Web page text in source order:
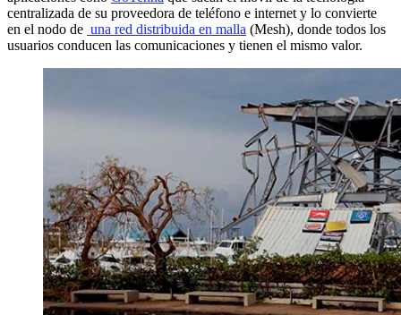
centralizada de su proveedora de teléfono e internet y lo convierte
en el nodo de una red distribuida en malla (Mesh), donde todos los
usuarios conducen las comunicaciones y tienen el mismo valor.